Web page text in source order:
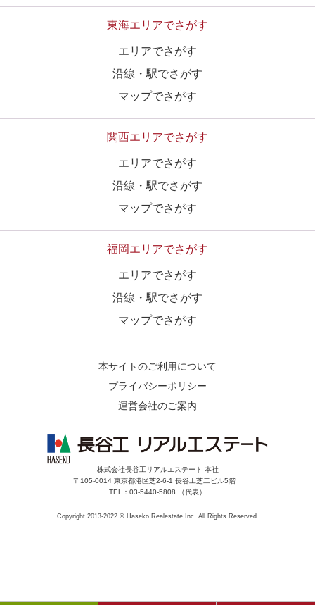
東海エリアでさがす
エリアでさがす
沿線・駅でさがす
マップでさがす
関西エリアでさがす
エリアでさがす
沿線・駅でさがす
マップでさがす
福岡エリアでさがす
エリアでさがす
沿線・駅でさがす
マップでさがす
本サイトのご利用について
プライバシーポリシー
運営会社のご案内
株式会社長谷工リアルエステート 本社
〒105-0014 東京都港区芝2-6-1 長谷工芝二ビル5階
TEL：03-5440-5808 （代表）
Copyright 2013-2022 © Haseko Realestate Inc. All Rights Reserved.